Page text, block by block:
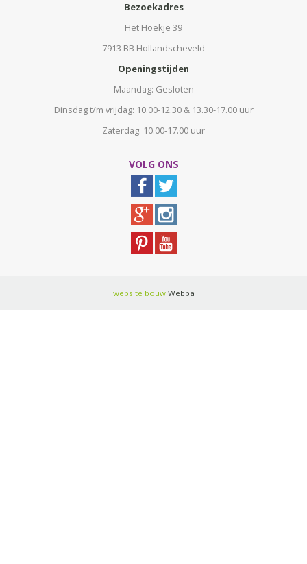
Bezoekadres
Het Hoekje 39
7913 BB Hollandscheveld
Openingstijden
Maandag: Gesloten
Dinsdag t/m vrijdag: 10.00-12.30 & 13.30-17.00 uur
Zaterdag: 10.00-17.00 uur
VOLG ONS
website bouwWebba